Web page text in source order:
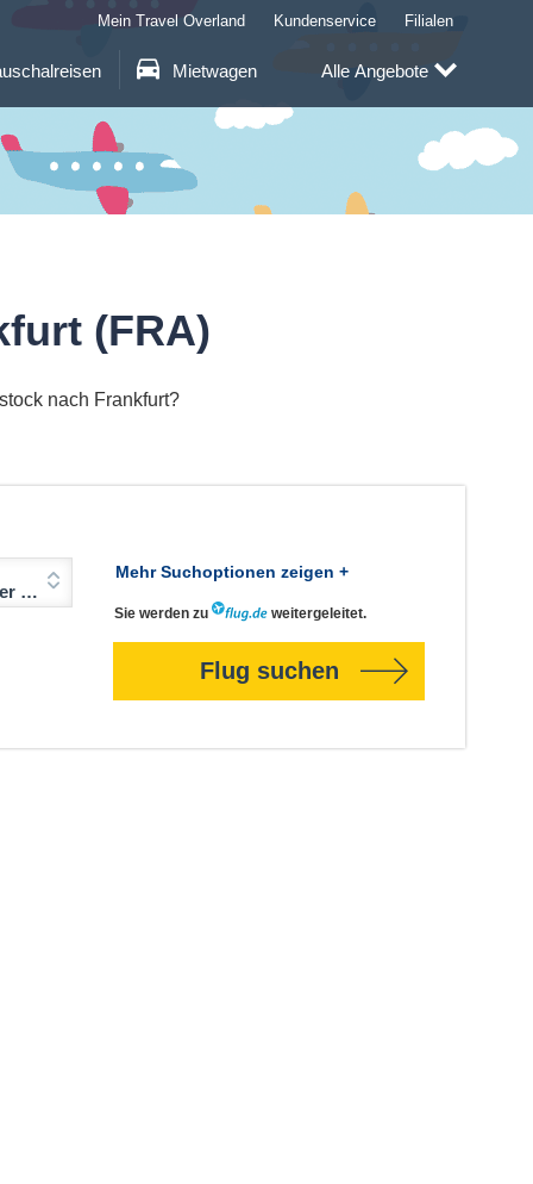
Mietwagen
Mein Travel Overland Kundenservice Filialen
Alle Angebote
(FRA)
nach Frankfurt?
Mehr Suchoptionen zeigen +
Sie werden zu weitergeleitet.
Flug suchen